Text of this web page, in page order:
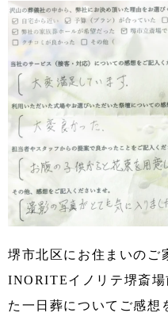
堺市北区にお住まいのご
INORITEイノリテ堺斎
た一日葬についてご感想